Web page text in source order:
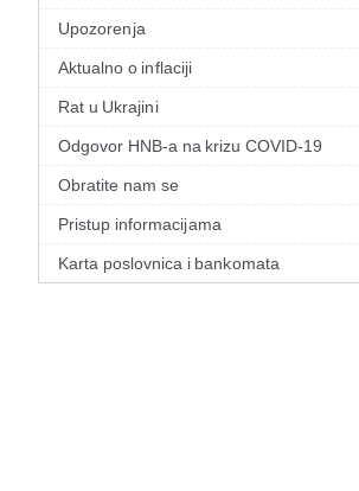
Upozorenja
Aktualno o inflaciji
Rat u Ukrajini
Odgovor HNB-a na krizu COVID-19
Obratite nam se
Pristup informacijama
Karta poslovnica i bankomata